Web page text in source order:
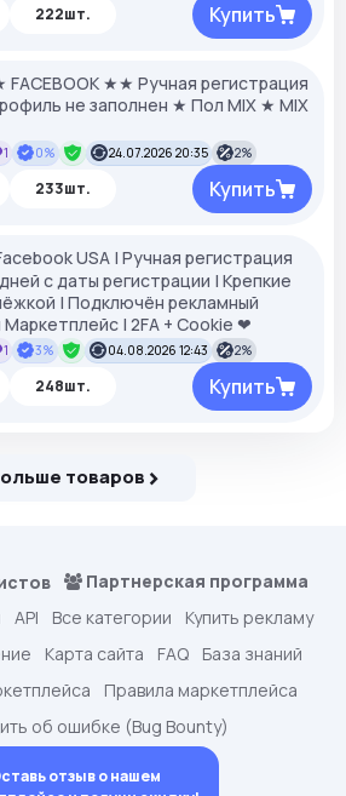
222шт. Купить
★★ Ручная регистрация
не заполнен ★ Пол MIX ★ MIX
1 0% 24.07.2026 20:35 2%
233шт. Купить
USA | Ручная регистрация
с даты регистрации | Крепкие
| Подключён рекламный
| 2FA + Cookie ❤
1 3% 04.08.2026 12:43 2%
248шт. Купить
товаров
Партнерская программа
API Все категории
Купить рекламу
Карта сайта FAQ
База знаний
Правила маркетплейса
об ошибке (Bug Bounty)
отзыв о нашем